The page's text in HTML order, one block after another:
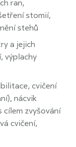
ran,
stomií,
stehů
a jejich
výplachy
cvičení
nácvik
cílem zvyšování
cvičení,